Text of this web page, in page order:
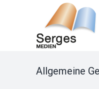
Allgemeine